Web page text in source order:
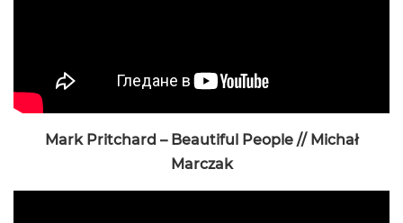
Mark Pritchard – Beautiful People // Michał
Marczak